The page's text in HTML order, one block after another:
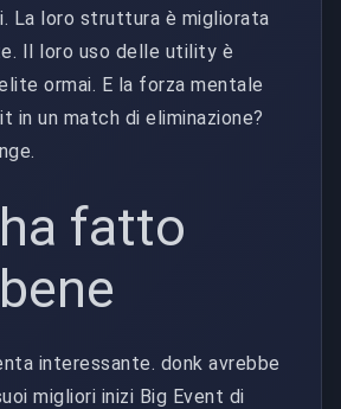
La loro struttura è migliorata
Il loro uso delle utility è
ormai. E la forza mentale
in un match di eliminazione?
fatto
interessante. donk avrebbe
migliori inizi Big Event di